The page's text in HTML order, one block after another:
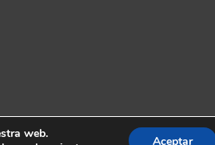
web.
Aceptar